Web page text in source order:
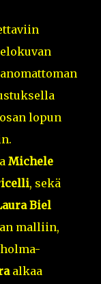
lopun
Michele
, sekä
Biel
malliin,
alkaa